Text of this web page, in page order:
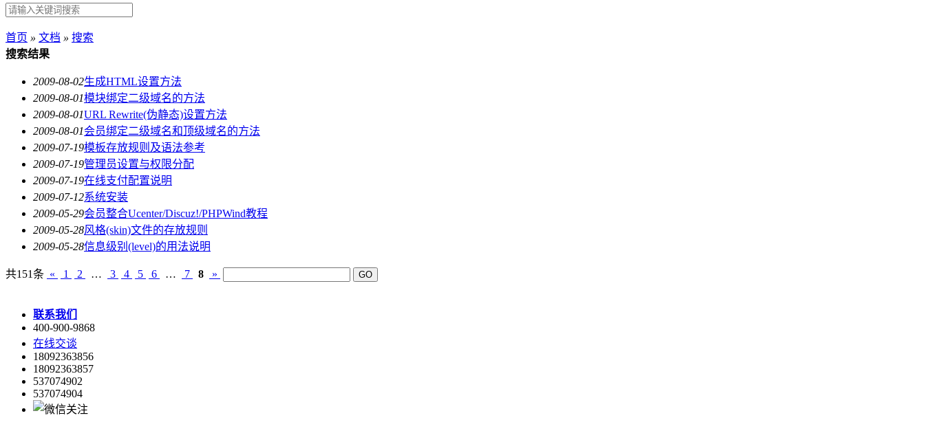
首页 » 文档 » 搜索
搜索结果
2009-08-02生成HTML设置方法
2009-08-01模块绑定二级域名的方法
2009-08-01URL Rewrite(伪静态)设置方法
2009-08-01会员绑定二级域名和顶级域名的方法
2009-07-19模板存放规则及语法参考
2009-07-19管理员设置与权限分配
2009-07-19在线支付配置说明
2009-07-12系统安装
2009-05-29会员整合Ucenter/Discuz!/PHPWind教程
2009-05-28风格(skin)文件的存放规则
2009-05-28信息级别(level)的用法说明
共151条 « 1 2 … 3 4 5 6 … 7 8 »
联系我们
400-900-9868
在线交谈
18092363856
18092363857
537074902
537074904